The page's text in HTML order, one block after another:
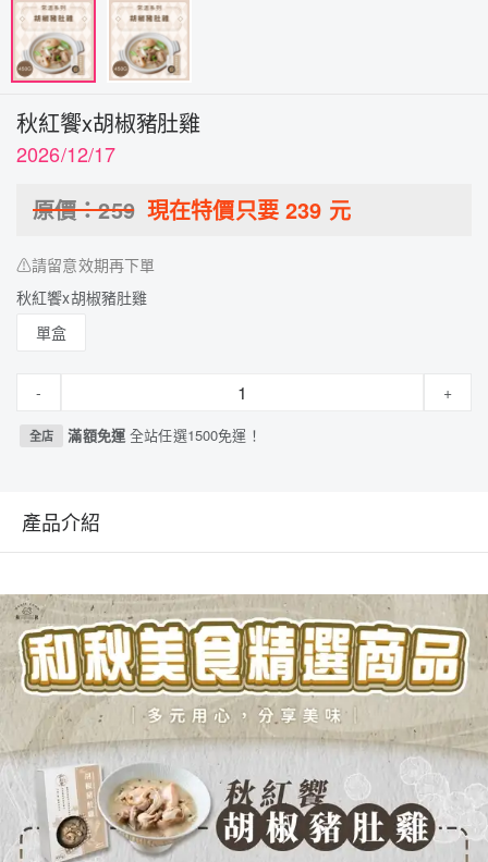
秋紅饗x胡椒豬肚雞
2026/12/17
原價：259 現在特價只要 239 元
⚠請留意效期再下單
秋紅饗x胡椒豬肚雞
單盒
- +
全店 滿額免運全站任選1500免運！
產品介紹